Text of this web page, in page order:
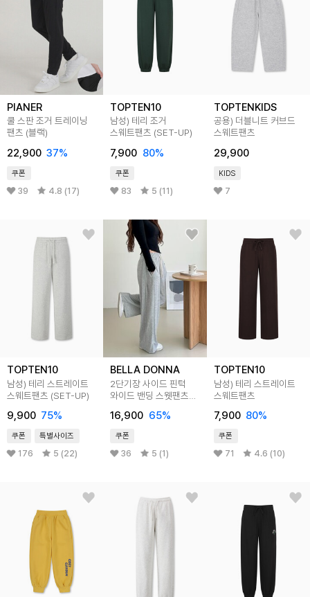
PIANER
쿨 스판 조거 트레이닝
팬츠 (블랙)
22,900 37%
쿠폰
39 4.8 (17)
TOPTEN10
남성) 테리 조거
스웨트팬츠 (SET-UP)
7,900 80%
쿠폰
83 5 (11)
TOPTENKIDS
공용) 더블니트 커브드
스웨트팬츠
29,900
KIDS
7
TOPTEN10
남성) 테리 스트레이트
스웨트팬츠 (SET-UP)
9,900 75%
쿠폰 특별사이즈
176 5 (22)
BELLA DONNA
2단기장 사이드 핀턱
와이드 밴딩 스웻팬츠
16,900 65%
쿠폰
36 5 (1)
TOPTEN10
남성) 테리 스트레이트
스웨트팬츠
7,900 80%
쿠폰
71 4.6 (10)